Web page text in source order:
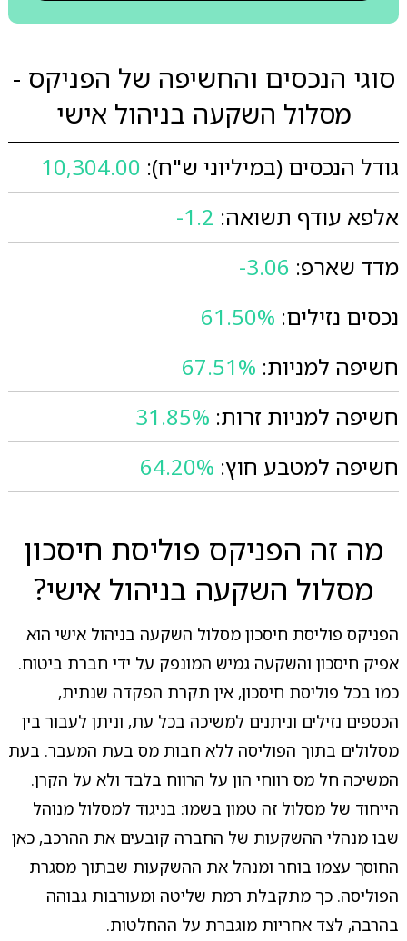
סוגי הנכסים והחשיפה של הפניקס -
מסלול השקעה בניהול אישי
גודל הנכסים (במיליוני ש"ח): 10,304.00
אלפא עודף תשואה: -1.2
מדד שארפ: -3.06
נכסים נזילים: 61.50%
חשיפה למניות: 67.51%
חשיפה למניות זרות: 31.85%
חשיפה למטבע חוץ: 64.20%
מה זה הפניקס פוליסת חיסכון
מסלול השקעה בניהול אישי?
הפניקס פוליסת חיסכון מסלול השקעה בניהול אישי הוא
אפיק חיסכון והשקעה גמיש המונפק על ידי חברת ביטוח.
כמו בכל פוליסת חיסכון, אין תקרת הפקדה שנתית,
הכספים נזילים וניתנים למשיכה בכל עת, וניתן לעבור בין
מסלולים בתוך הפוליסה ללא חבות מס בעת המעבר. בעת
המשיכה חל מס רווחי הון על הרווח בלבד ולא על הקרן.
הייחוד של מסלול זה טמון בשמו: בניגוד למסלול מנוהל
שבו מנהלי ההשקעות של החברה קובעים את ההרכב, כאן
החוסך עצמו בוחר ומנהל את ההשקעות שבתוך מסגרת
הפוליסה. כך מתקבלת רמת שליטה ומעורבות גבוהה
בהרבה, לצד אחריות מוגברת על ההחלטות.